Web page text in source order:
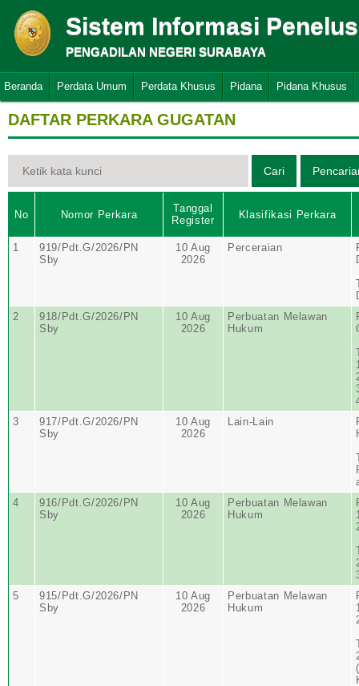
Sistem Informasi
PENGADILAN NEGERI SURABAYA
Beranda Perdata Umum Perdata Khusus Pidana Pidana Khusus
DAFTAR PERKARA GUGATAN
No Nomor Perkara
Tanggal
Register
Klasifikasi Perkara
1
919/Pdt.G/2026/PN
Sby
10 Aug
2026
Perceraian
2
918/Pdt.G/2026/PN
Sby
10 Aug
2026
Perbuatan Melawan
Hukum
3
917/Pdt.G/2026/PN
Sby
10 Aug
2026
Lain-Lain
4
916/Pdt.G/2026/PN
Sby
10 Aug
2026
Perbuatan Melawan
Hukum
5
915/Pdt.G/2026/PN
Sby
10 Aug
2026
Perbuatan Melawan
Hukum